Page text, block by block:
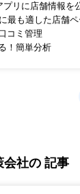
プリに店舗情報を
最も適した店舗
コミ管理
！簡単分析
社の 記事